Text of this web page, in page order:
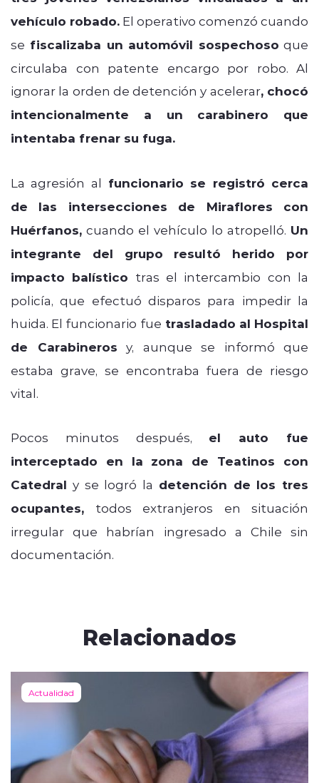
vehículo robado. El operativo comenzó cuando
se fiscalizaba un automóvil sospechoso que
circulaba con patente encargo por robo. Al
ignorar la orden de detención y acelerar, chocó
intencionalmente a un carabinero que
intentaba frenar su fuga.
La agresión al funcionario se registró cerca
de las intersecciones de Miraflores con
Huérfanos, cuando el vehículo lo atropelló. Un
integrante del grupo resultó herido por
impacto balístico tras el intercambio con la
policía, que efectuó disparos para impedir la
huida. El funcionario fue trasladado al Hospital
de Carabineros y, aunque se informó que
estaba grave, se encontraba fuera de riesgo
vital.
Pocos minutos después, el auto fue
interceptado en la zona de Teatinos con
Catedral y se logró la detención de los tres
ocupantes, todos extranjeros en situación
irregular que habrían ingresado a Chile sin
documentación.
Relacionados
Actualidad